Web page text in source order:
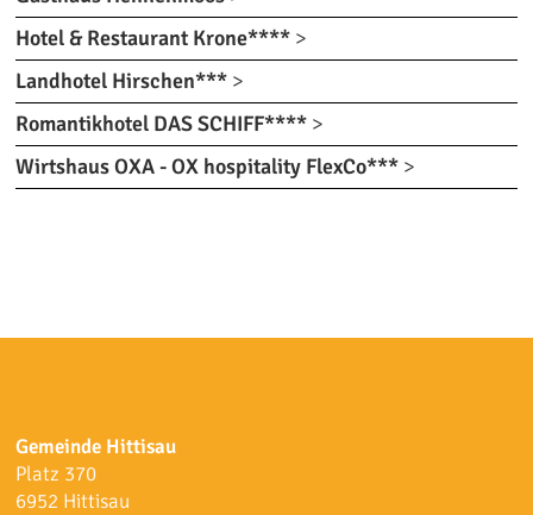
Hotel & Restaurant Krone**** >
Landhotel Hirschen*** >
Romantikhotel DAS SCHIFF**** >
Wirtshaus OXA - OX hospitality FlexCo*** >
Gemeinde Hittisau
Platz 370
6952 Hittisau